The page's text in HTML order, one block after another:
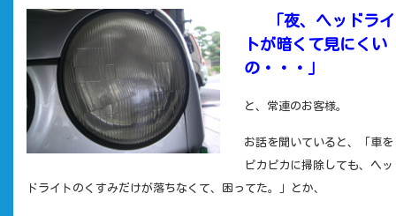
「夜、ヘッドライ
トが暗くて見にくい
の・・・」
と、常連のお客様。
お話を聞いていると、「車を
ピカピカに掃除しても、ヘッ
ドライトのくすみだけが落ちなくて、困ってた。」とか、